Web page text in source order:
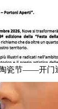
瓷节——开门